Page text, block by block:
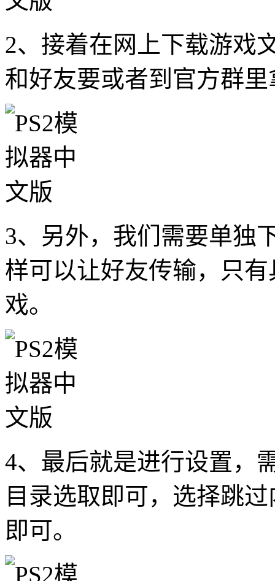
2、接着在网上下载游戏
和好友要或者到官方群里
3、另外，我们需要单独
样可以让好友传输，只
戏。
4、最后就是进行设置，
目录选取即可，选择跳
即可。